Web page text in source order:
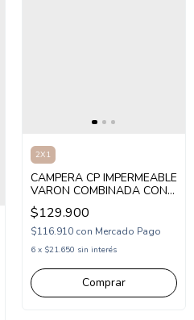
2X1
CAMPERA CP IMPERMEABLE
VARON COMBINADA CON
CAPUCHA (CP265511)
$129.900
$116.910 con Mercado Pago
6 x $21.650 sin interés
Comprar